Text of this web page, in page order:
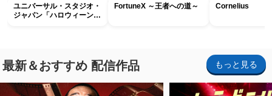
ユニバーサル・スタジオ・
ジャパン「ハロウィーン・
FortuneX ～王者への道～ Cornelius
最新＆おすすめ 配信作品 もっと見る